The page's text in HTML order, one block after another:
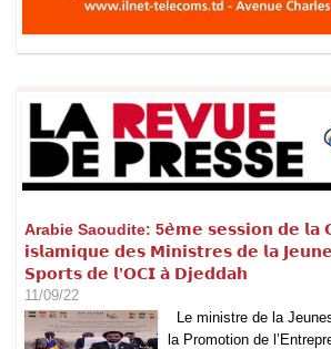
Arabie Saoudite: 5𝗲̀𝗺𝗲 𝘀𝗲𝘀𝘀𝗶𝗼𝗻 𝗱𝗲 𝗹𝗮
𝗶𝘀𝗹𝗮𝗺𝗶𝗾𝘂𝗲 𝗱𝗲𝘀 𝗠𝗶𝗻𝗶𝘀𝘁𝗿𝗲𝘀 𝗱𝗲 𝗹𝗮
𝗦𝗽𝗼𝗿𝘁𝘀 𝗱𝗲 𝗹’𝗢𝗖𝗜 𝗮̀ 𝗗𝗷𝗲𝗱𝗱𝗮𝗵
11/09/22
Le ministre de la
la Promotion de